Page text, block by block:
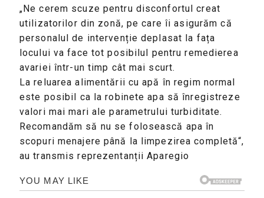
„Ne cerem scuze pentru disconfortul creat
utilizatorilor din zonă, pe care îi asigurăm că
personalul de intervenție deplasat la fața
locului va face tot posibilul pentru remedierea
avariei într-un timp cât mai scurt.
La reluarea alimentării cu apă în regim normal
este posibil ca la robinete apa să înregistreze
valori mai mari ale parametrului turbiditate.
Recomandăm să nu se folosească apa în
scopuri menajere până la limpezirea completă“,
au transmis reprezentanții Aparegio